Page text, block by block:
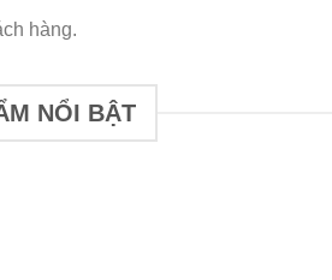
hàng.
NỔI BẬT